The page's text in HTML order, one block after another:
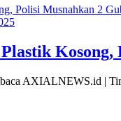
AXIALNEWS.id |